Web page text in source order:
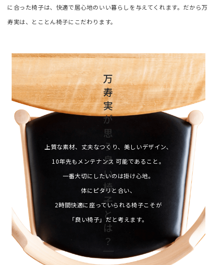
に合った椅子は、快適で居心地のいい暮らしを与えてくれます。 だから万
寿実は、とことん椅子にこだわります。
万
寿
実
が
思
う
良
い
椅
子
と
は
？
上質な素材、丈夫なつくり、美しいデザイン、
10年先もメンテナンス 可能であること。
一番大切にしたいのは掛け心地。
体にピタリと合い、
2時間快適に座っていられる椅子こそが
「良い椅子」だと考えます。